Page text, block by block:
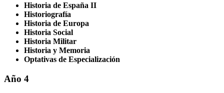
Historia de España II
Historiografía
Historia de Europa
Historia Social
Historia Militar
Historia y Memoria
Optativas de Especialización
Año 4